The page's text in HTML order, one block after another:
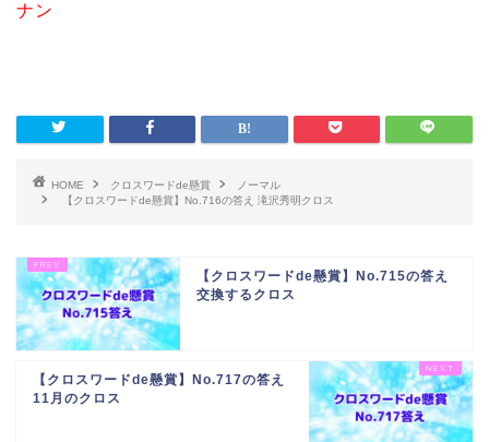
ナン
HOME クロスワードde懸賞
ノーマル
【クロスワードde懸賞】No.716の答え 滝沢秀明クロス
【クロスワードde懸賞】No.715の答え
交換するクロス
【クロスワードde懸賞】No.717の答え
11月のクロス